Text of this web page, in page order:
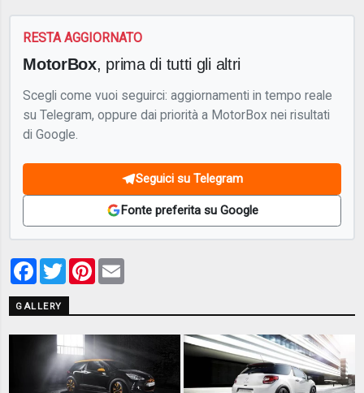
RESTA AGGIORNATO
MotorBox, prima di tutti gli altri
Scegli come vuoi seguirci: aggiornamenti in tempo reale
su Telegram, oppure dai priorità a MotorBox nei risultati
di Google.
Seguici su Telegram
Fonte preferita su Google
Facebook
TwitterPinterest
GALLERY